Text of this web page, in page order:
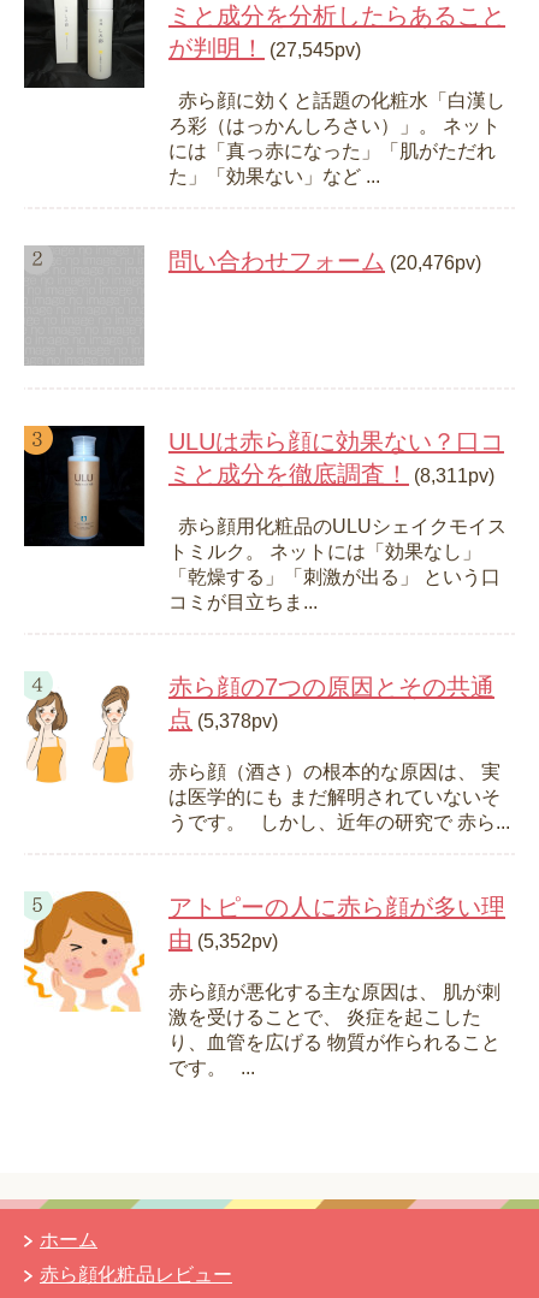
ミと成分を分析したらあること
が判明！
(27,545pv)
赤ら顔に効くと話題の化粧水「白漢し
ろ彩（はっかんしろさい）」。 ネット
には「真っ赤になった」「肌がただれ
た」「効果ない」など ...
問い合わせフォーム (20,476pv)
ULUは赤ら顔に効果ない？口コ
ミと成分を徹底調査！
(8,311pv)
赤ら顔用化粧品のULUシェイクモイス
トミルク。 ネットには「効果なし」
「乾燥する」「刺激が出る」 という口
コミが目立ちま...
赤ら顔の7つの原因とその共通
点 (5,378pv)
赤ら顔（酒さ）の根本的な原因は、 実
は医学的にも まだ解明されていないそ
うです。 しかし、近年の研究で 赤ら...
アトピーの人に赤ら顔が多い理
由 (5,352pv)
赤ら顔が悪化する主な原因は、 肌が刺
激を受けることで、 炎症を起こした
り、血管を広げる 物質が作られること
です。 ...
ホーム
赤ら顔化粧品レビュー